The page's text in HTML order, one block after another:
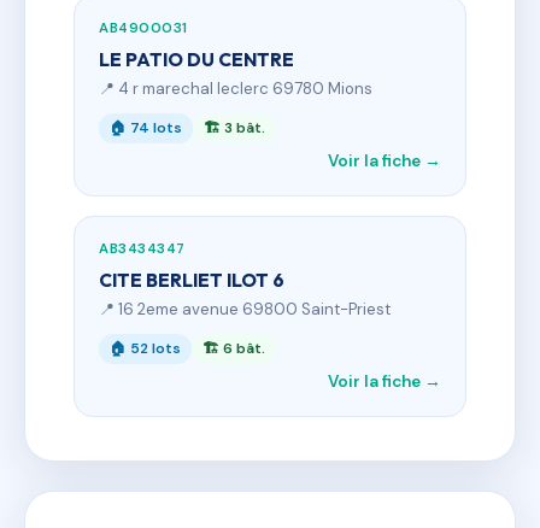
AB4900031
LE PATIO DU CENTRE
📍 4 r marechal leclerc 69780 Mions
🏠 74 lots 🏗 3 bât.
Voir la fiche →
AB3434347
CITE BERLIET ILOT 6
📍 16 2eme avenue 69800 Saint-Priest
🏠 52 lots 🏗 6 bât.
Voir la fiche →